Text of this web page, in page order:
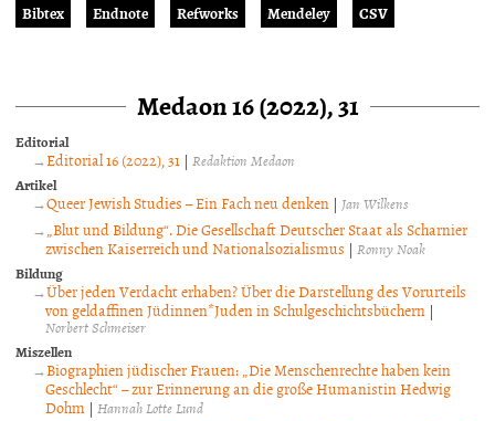
Bibtex
Endnote Refworks Mendeley CSV
Medaon 16 (2022), 31
Editorial
Editorial 16 (2022), 31 |Redaktion Medaon
Artikel
Queer Jewish Studies – Ein Fach neu denken | Jan Wilkens
„Blut und Bildung“. Die Gesellschaft Deutscher Staat als Scharnier
zwischen Kaiserreich und Nationalsozialismus | Ronny Noak
Bildung
Über jeden Verdacht erhaben? Über die Darstellung des Vorurteils
von geldaffinen Jüdinnen*Juden in Schulgeschichtsbüchern |
Norbert Schmeiser
Miszellen
Biographien jüdischer Frauen: „Die Menschenrechte haben kein
Geschlecht“ – zur Erinnerung an die große Humanistin Hedwig
Dohm | Hannah Lotte Lund